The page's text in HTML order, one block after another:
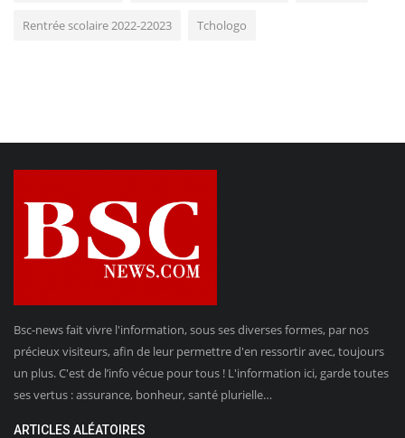
Rentrée scolaire 2022-22023 Tchologo
Bsc-news fait vivre l'information, sous ses diverses formes, par nos
précieux visiteurs, afin de leur permettre d'en ressortir avec, toujours
un plus. C'est de l’info vécue pour tous ! L'information ici, garde toutes
ses vertus : assurance, bonheur, santé plurielle…
ARTICLES ALÉATOIRES